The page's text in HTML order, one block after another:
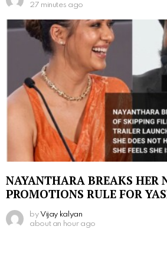
27 minutes ago
NAYANTHARA BREAKS HER
PROMOTIONS RULE FOR
by Vijay kalyan
about an hour ago